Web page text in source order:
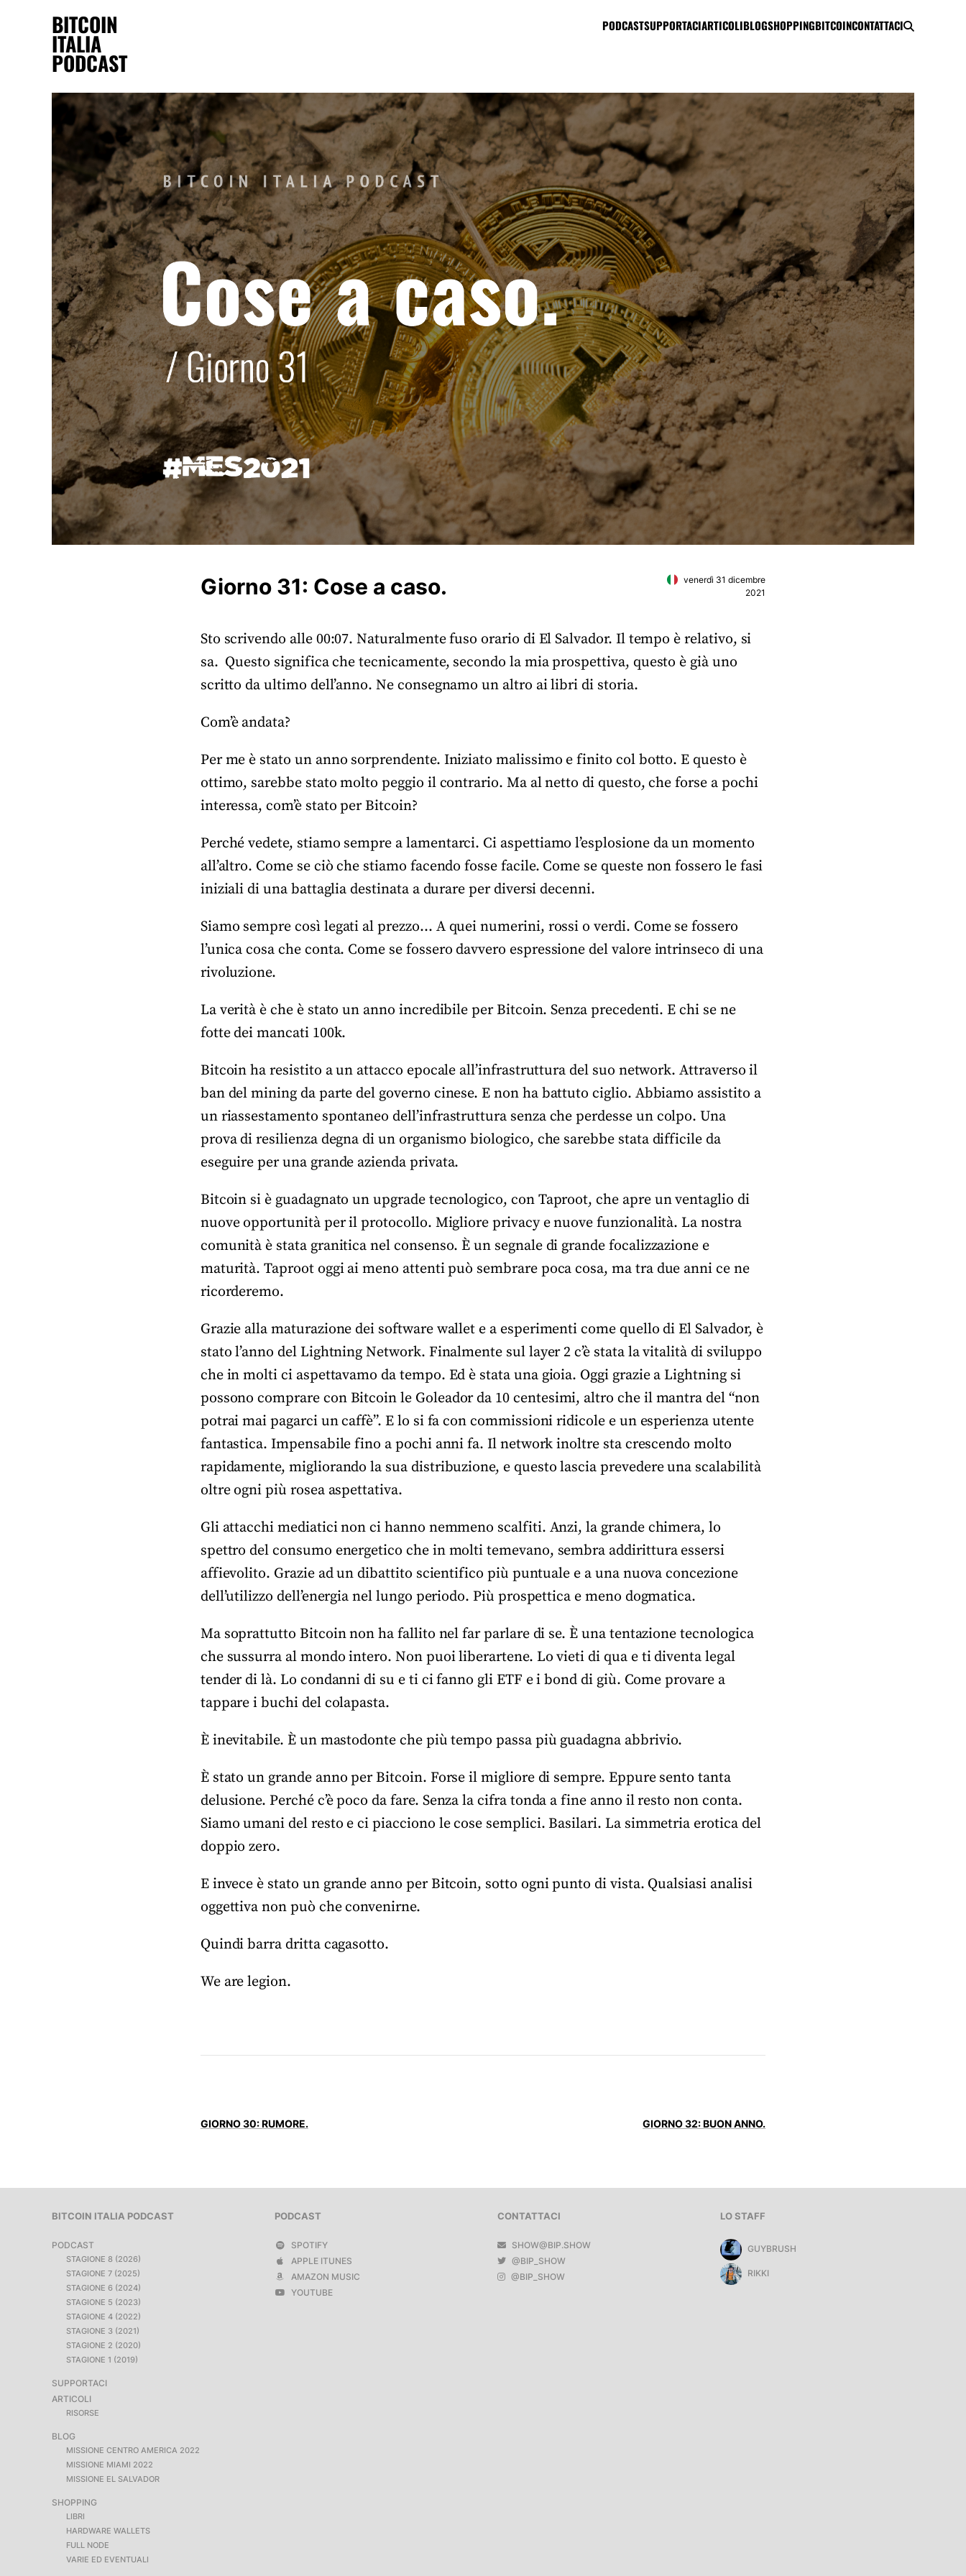
BITCOIN
ITALIA
PODCAST
PODCASTSUPPORTACIARTICOLIBLOGSHOPPINGBITCOINCONTATTACI
Giorno 31: Cose a caso.
venerdì 31 dicembre
2021
Sto scrivendo alle 00:07. Naturalmente fuso orario di El Salvador. Il tempo è relativo, si
sa. Questo significa che tecnicamente, secondo la mia prospettiva, questo è già uno
scritto da ultimo dell’anno. Ne consegnamo un altro ai libri di storia.
Com’è andata?
Per me è stato un anno sorprendente. Iniziato malissimo e finito col botto. E questo è
ottimo, sarebbe stato molto peggio il contrario. Ma al netto di questo, che forse a pochi
interessa, com’è stato per Bitcoin?
Perché vedete, stiamo sempre a lamentarci. Ci aspettiamo l’esplosione da un momento
all’altro. Come se ciò che stiamo facendo fosse facile. Come se queste non fossero le fasi
iniziali di una battaglia destinata a durare per diversi decenni.
Siamo sempre così legati al prezzo… A quei numerini, rossi o verdi. Come se fossero
l’unica cosa che conta. Come se fossero davvero espressione del valore intrinseco di una
rivoluzione.
La verità è che è stato un anno incredibile per Bitcoin. Senza precedenti. E chi se ne
fotte dei mancati 100k.
Bitcoin ha resistito a un attacco epocale all’infrastruttura del suo network. Attraverso il
ban del mining da parte del governo cinese. E non ha battuto ciglio. Abbiamo assistito a
un riassestamento spontaneo dell’infrastruttura senza che perdesse un colpo. Una
prova di resilienza degna di un organismo biologico, che sarebbe stata difficile da
eseguire per una grande azienda privata.
Bitcoin si è guadagnato un upgrade tecnologico, con Taproot, che apre un ventaglio di
nuove opportunità per il protocollo. Migliore privacy e nuove funzionalità. La nostra
comunità è stata granitica nel consenso. È un segnale di grande focalizzazione e
maturità. Taproot oggi ai meno attenti può sembrare poca cosa, ma tra due anni ce ne
ricorderemo.
Grazie alla maturazione dei software wallet e a esperimenti come quello di El Salvador, è
stato l’anno del Lightning Network. Finalmente sul layer 2 c’è stata la vitalità di sviluppo
che in molti ci aspettavamo da tempo. Ed è stata una gioia. Oggi grazie a Lightning si
possono comprare con Bitcoin le Goleador da 10 centesimi, altro che il mantra del “non
potrai mai pagarci un caffè”. E lo si fa con commissioni ridicole e un esperienza utente
fantastica. Impensabile fino a pochi anni fa. Il network inoltre sta crescendo molto
rapidamente, migliorando la sua distribuzione, e questo lascia prevedere una scalabilità
oltre ogni più rosea aspettativa.
Gli attacchi mediatici non ci hanno nemmeno scalfiti. Anzi, la grande chimera, lo
spettro del consumo energetico che in molti temevano, sembra addirittura essersi
affievolito. Grazie ad un dibattito scientifico più puntuale e a una nuova concezione
dell’utilizzo dell’energia nel lungo periodo. Più prospettica e meno dogmatica.
Ma soprattutto Bitcoin non ha fallito nel far parlare di se. È una tentazione tecnologica
che sussurra al mondo intero. Non puoi liberartene. Lo vieti di qua e ti diventa legal
tender di là. Lo condanni di su e ti ci fanno gli ETF e i bond di giù. Come provare a
tappare i buchi del colapasta.
È inevitabile. È un mastodonte che più tempo passa più guadagna abbrivio.
È stato un grande anno per Bitcoin. Forse il migliore di sempre. Eppure sento tanta
delusione. Perché c’è poco da fare. Senza la cifra tonda a fine anno il resto non conta.
Siamo umani del resto e ci piacciono le cose semplici. Basilari. La simmetria erotica del
doppio zero.
E invece è stato un grande anno per Bitcoin, sotto ogni punto di vista. Qualsiasi analisi
oggettiva non può che convenirne.
Quindi barra dritta cagasotto.
We are legion.
GIORNO 30: RUMORE. GIORNO 32: BUON ANNO.
BITCOIN ITALIA PODCAST
PODCAST
STAGIONE 8 (2026)
STAGIONE 7 (2025)
STAGIONE 6 (2024)
STAGIONE 5 (2023)
STAGIONE 4 (2022)
STAGIONE 3 (2021)
STAGIONE 2 (2020)
STAGIONE 1 (2019)
SUPPORTACI
ARTICOLI
RISORSE
BLOG
MISSIONE CENTRO AMERICA 2022
MISSIONE MIAMI 2022
MISSIONE EL SALVADOR
SHOPPING
LIBRI
HARDWARE WALLETS
FULL NODE
VARIE ED EVENTUALI
PODCAST
SPOTIFY
APPLE ITUNES
AMAZON MUSIC
YOUTUBE
CONTATTACI
SHOW@BIP.SHOW
@BIP_SHOW
@BIP_SHOW
LO STAFF
GUYBRUSH
RIKKI